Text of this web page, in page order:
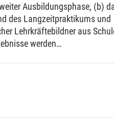
Ausbildungsphase, (b)
des Langzeitpraktikums und
Lehrkräftebildner aus
werden